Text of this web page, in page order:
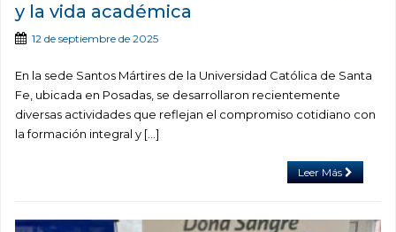
y la vida académica
12 de septiembre de 2025
En la sede Santos Mártires de la Universidad Católica de Santa
Fe, ubicada en Posadas, se desarrollaron recientemente
diversas actividades que reflejan el compromiso cotidiano con
la formación integral y […]
Leer Más